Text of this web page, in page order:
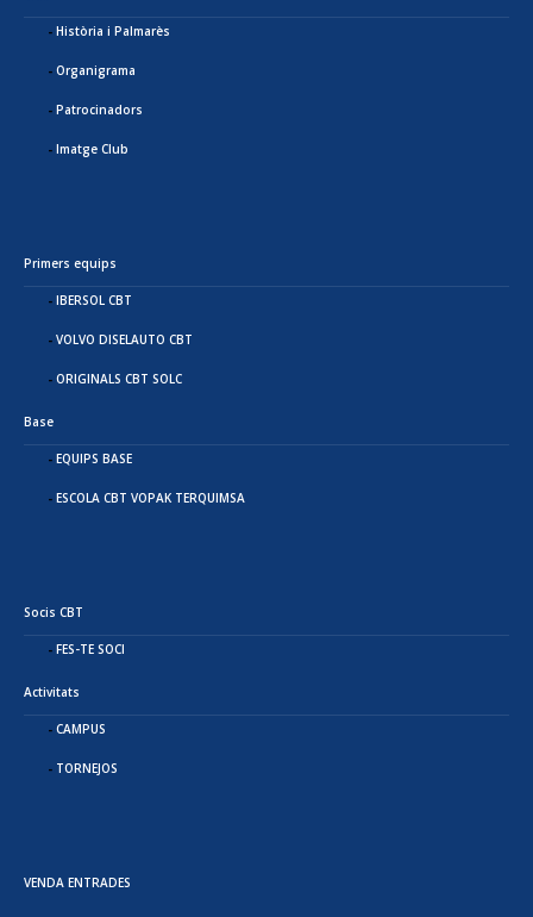
Història i Palmarès
Organigrama
Patrocinadors
Imatge Club
Primers equips
IBERSOL CBT
VOLVO DISELAUTO CBT
ORIGINALS CBT SOLC
Base
EQUIPS BASE
ESCOLA CBT VOPAK TERQUIMSA
Socis CBT
FES-TE SOCI
Activitats
CAMPUS
TORNEJOS
VENDA ENTRADES